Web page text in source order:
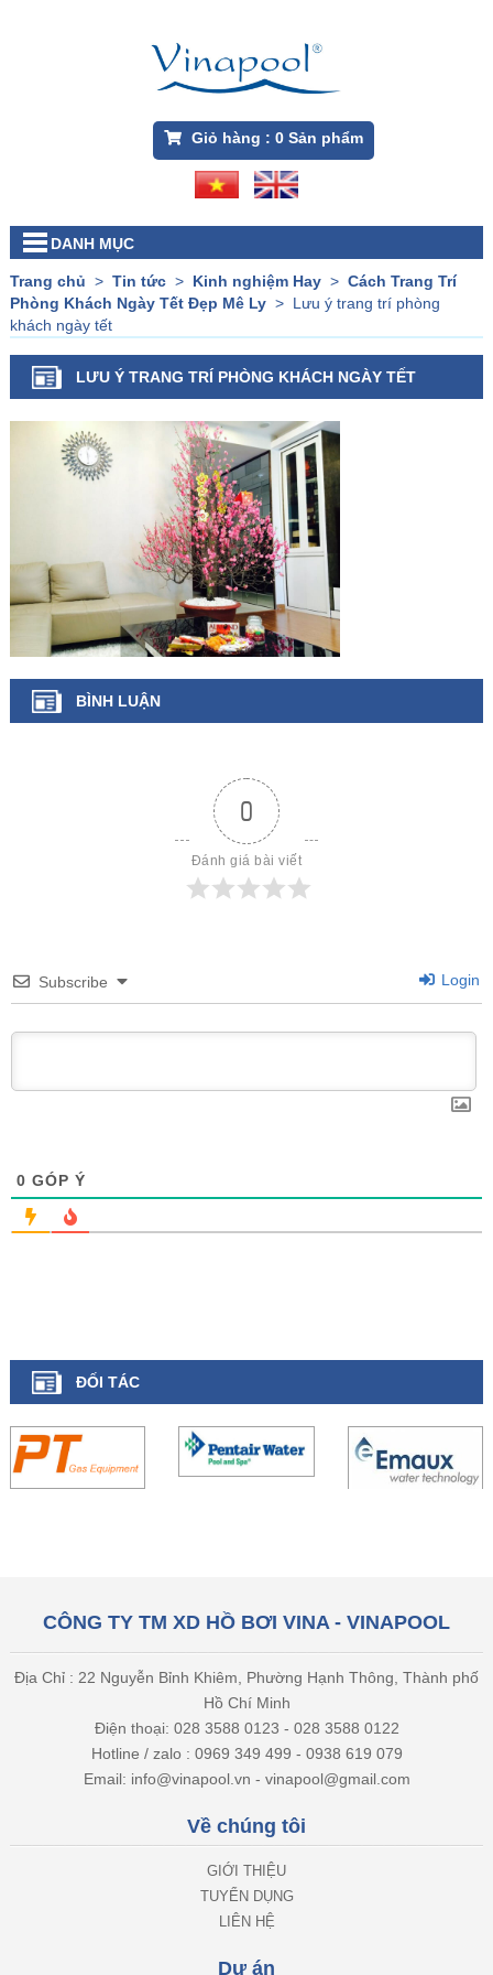
Giỏ hàng : 0Sản phẩm
DANH MỤC
Trang chủ > Tin tức> Kinh nghiệm Hay> Cách Trang Trí
Phòng Khách Ngày Tết Đẹp Mê Ly> Lưu ý trang trí phòng
khách ngày tết
LƯU Ý TRANG TRÍ PHÒNG KHÁCH NGÀY TẾT
BÌNH LUẬN
0
Đánh giá bài viết
Subscribe Login
0 GÓP Ý
ĐỐI TÁC
CÔNG TY TM XD HỒ BƠI VINA - VINAPOOL
Địa Chỉ : 22 Nguyễn Bỉnh Khiêm, Phường Hạnh Thông, Thành phố
Hồ Chí Minh
Điện thoại: 028 3588 0123 - 028 3588 0122
Hotline / zalo : 0969 349 499 - 0938 619 079
Email: info@vinapool.vn - vinapool@gmail.com
Về chúng tôi
GIỚI THIỆU
TUYỂN DỤNG
LIÊN HỆ
Dự án